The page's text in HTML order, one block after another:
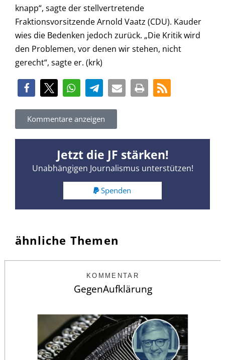
knapp“, sagte der stellvertretende
Fraktionsvorsitzende Arnold Vaatz (CDU). Kauder
wies die Bedenken jedoch zurück. „Die Kritik wird
den Problemen, vor denen wir stehen, nicht
gerecht“, sagte er. (krk)
Kommentare anzeigen
Jetzt die JF stärken!
Unabhängigen Journalismus unterstützen!
Spenden
ähnliche Themen
KOMMENTAR
GegenAufklärung